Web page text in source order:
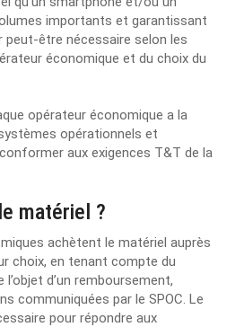
importants et garantissant
peut-être nécessaire selon les
économique et du choix du
opérateur économique a la
opérationnels et
aux exigences T&T de la
matériel ?
achètent le matériel auprès
choix, en tenant compte du
d’un remboursement,
communiquées par le SPOC. Le
pour répondre aux